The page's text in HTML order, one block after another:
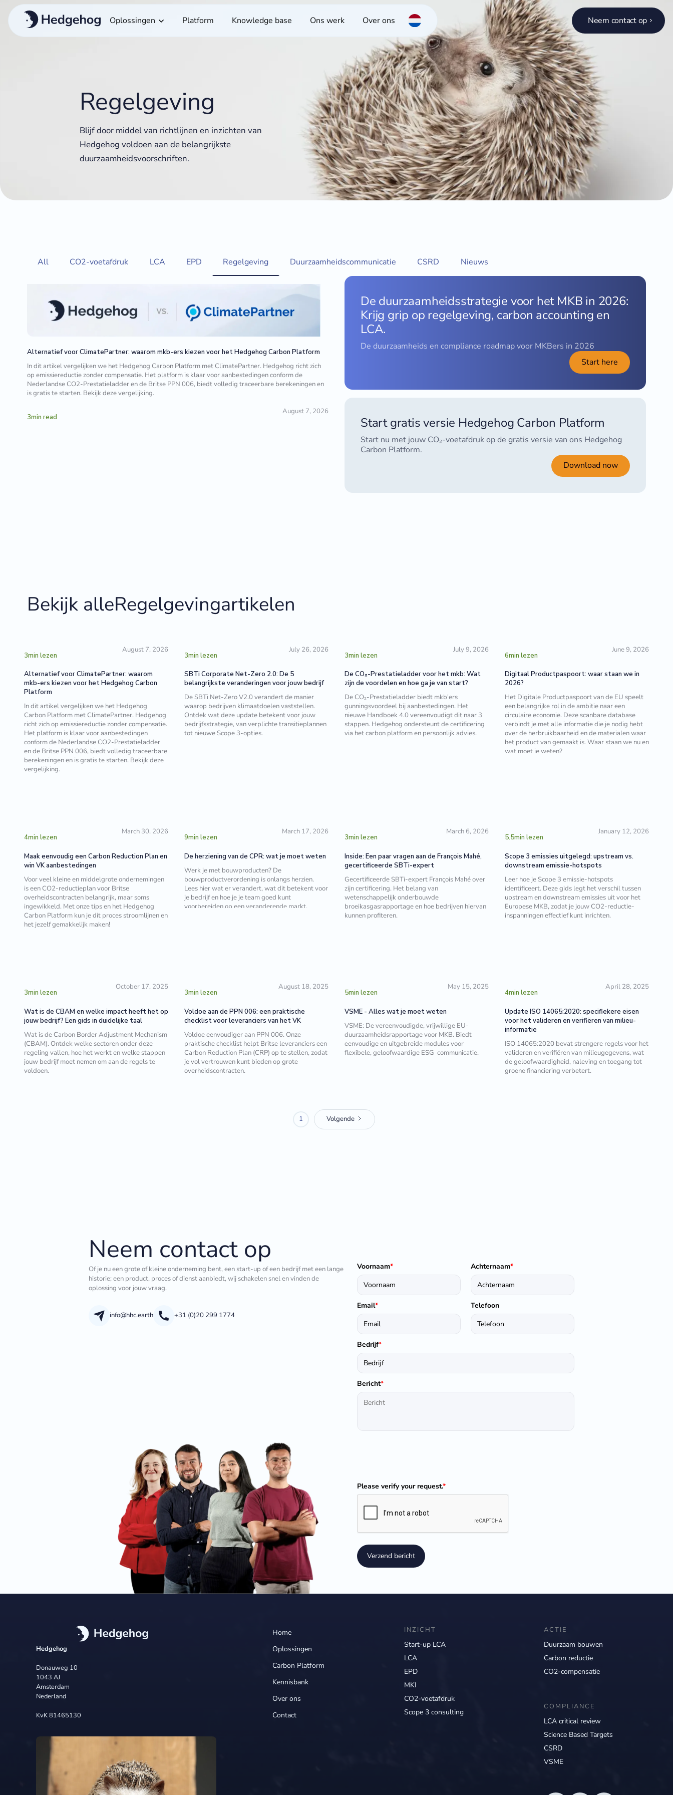
Oplossingen Platform Knowledge base Ons werk Over ons Neem contact op
Regelgeving
Blijf door middel van richtlijnen en inzichten van
Hedgehog voldoen aan de belangrijkste
duurzaamheidsvoorschriften.
All CO2-voetafdruk LCA EPD Regelgeving Duurzaamheidscommunicatie CSRD Nieuws
Alternatief voor ClimatePartner: waarom mkb-ers kiezen voor het Hedgehog Carbon Platform
In dit artikel vergelijken we het Hedgehog Carbon Platform met ClimatePartner. Hedgehog richt zich
op emissiereductie zonder compensatie. Het platform is klaar voor aanbestedingen conform de
Nederlandse CO2-Prestatieladder en de Britse PPN 006, biedt volledig traceerbare berekeningen en
is gratis te starten. Bekijk deze vergelijking.
3min read
August 7, 2026
De duurzaamheidsstrategie voor het MKB in 2026:
Krijg grip op regelgeving, carbon accounting en
LCA.
De duurzaamheids en compliance roadmap voor MKBers in 2026
Start here
Start gratis versie Hedgehog Carbon Platform
Start nu met jouw CO₂-voetafdruk op de gratis versie van ons Hedgehog
Carbon Platform.
Download now
Bekijk alleRegelgevingartikelen
3min lezen
August 7, 2026
Alternatief voor ClimatePartner: waarom
mkb-ers kiezen voor het Hedgehog Carbon
Platform
In dit artikel vergelijken we het Hedgehog
Carbon Platform met ClimatePartner. Hedgehog
richt zich op emissiereductie zonder compensatie.
Het platform is klaar voor aanbestedingen
conform de Nederlandse CO2-Prestatieladder
en de Britse PPN 006, biedt volledig traceerbare
berekeningen en is gratis te starten. Bekijk deze
vergelijking.
3min lezen
July 26, 2026
SBTi Corporate Net-Zero 2.0: De 5
belangrijkste veranderingen voor jouw bedrijf
De SBTi Net-Zero V2.0 verandert de manier
waarop bedrijven klimaatdoelen vaststellen.
Ontdek wat deze update betekent voor jouw
bedrijfsstrategie, van verplichte transitieplannen
tot nieuwe Scope 3-opties.
3min lezen
July 9, 2026
De CO₂-Prestatieladder voor het mkb: Wat
zijn de voordelen en hoe ga je van start?
De CO₂-Prestatieladder biedt mkb'ers
gunningsvoordeel bij aanbestedingen. Het
nieuwe Handboek 4.0 vereenvoudigt dit naar 3
stappen. Hedgehog ondersteunt de certificering
via het carbon platform en persoonlijk advies.
6min lezen
June 9, 2026
Digitaal Productpaspoort: waar staan we in
2026?
Het Digitale Productpaspoort van de EU speelt
een belangrijke rol in de ambitie naar een
circulaire economie. Deze scanbare database
verbindt je met alle informatie die je nodig hebt
over de herbruikbaarheid en de materialen waar
het product van gemaakt is. Waar staan we nu en
wat moet je weten?
4min lezen
March 30, 2026
Maak eenvoudig een Carbon Reduction Plan en
win VK aanbestedingen
Voor veel kleine en middelgrote ondernemingen
is een CO2-reductieplan voor Britse
overheidscontracten belangrijk, maar soms
ingewikkeld. Met onze tips en het Hedgehog
Carbon Platform kun je dit proces stroomlijnen en
het jezelf gemakkelijk maken!
9min lezen
March 17, 2026
De herziening van de CPR: wat je moet weten
Werk je met bouwproducten? De
bouwproductverordening is onlangs herzien.
Lees hier wat er verandert, wat dit betekent voor
je bedrijf en hoe je je team goed kunt
voorbereiden op een veranderende markt.
3min lezen
March 6, 2026
Inside: Een paar vragen aan de François Mahé,
gecertificeerde SBTi-expert
Gecertificeerde SBTi-expert François Mahé over
zijn certificering. Het belang van
wetenschappelijk onderbouwde
broeikasgasrapportage en hoe bedrijven hiervan
kunnen profiteren.
5.5min lezen
January 12, 2026
Scope 3 emissies uitgelegd: upstream vs.
downstream emissie-hotspots
Leer hoe je Scope 3 emissie-hotspots
identificeert. Deze gids legt het verschil tussen
upstream en downstream emissies uit voor het
Europese MKB, zodat je jouw CO2-reductie-
inspanningen effectief kunt inrichten.
3min lezen
October 17, 2025
Wat is de CBAM en welke impact heeft het op
jouw bedrijf? Een gids in duidelijke taal
Wat is de Carbon Border Adjustment Mechanism
(CBAM). Ontdek welke sectoren onder deze
regeling vallen, hoe het werkt en welke stappen
jouw bedrijf moet nemen om aan de regels te
voldoen.
3min lezen
August 18, 2025
Voldoe aan de PPN 006: een praktische
checklist voor leveranciers van het VK
Voldoe eenvoudiger aan PPN 006. Onze
praktische checklist helpt Britse leveranciers een
Carbon Reduction Plan (CRP) op te stellen, zodat
je vol vertrouwen kunt bieden op grote
overheidscontracten.
5min lezen
May 15, 2025
VSME - Alles wat je moet weten
VSME: De vereenvoudigde, vrijwillige EU-
duurzaamheidsrapportage voor MKB. Biedt
eenvoudige en uitgebreide modules voor
flexibele, geloofwaardige ESG-communicatie.
4min lezen
April 28, 2025
Update ISO 14065:2020: specifiekere eisen
voor het valideren en verifiëren van milieu-
informatie
ISO 14065:2020 bevat strengere regels voor het
valideren en verifiëren van milieugegevens, wat
de geloofwaardigheid, naleving en toegang tot
groene financiering verbetert.
1 Volgende
Neem contact op
Of je nu een grote of kleine onderneming bent, een start-up of een bedrijf met een lange
historie; een product, proces of dienst aanbiedt, wij schakelen snel en vinden de
oplossing voor jouw vraag.
info@hhc.earth +31 (0)20 299 1774
Voornaam* Achternaam*
Email* Telefoon
Bedrijf*
Bericht*
Please verify your request.*
Verzend bericht
Hedgehog
Donauweg 10
1043 AJ
Amsterdam
Nederland
KvK 81465130
Home
Oplossingen
Carbon Platform
Kennisbank
Over ons
Contact
INZICHT
Start-up LCA
LCA
EPD
MKI
CO2-voetafdruk
Scope 3 consulting
ACTIE
Duurzaam bouwen
Carbon reductie
CO2-compensatie
COMPLIANCE
LCA critical review
Science Based Targets
CSRD
VSME